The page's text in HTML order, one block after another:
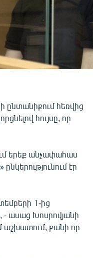
ընտանիքում հեռվից
հույսը, որ
երեք անչափահաս
էր
1-ից
ասաց Խոսրովյանի
աշխատում, քանի որ